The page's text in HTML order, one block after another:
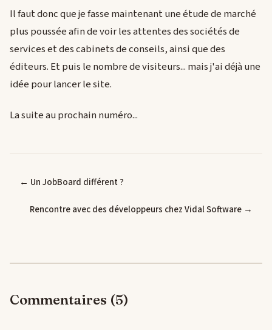
Il faut donc que je fasse maintenant une étude de marché
plus poussée afin de voir les attentes des sociétés de
services et des cabinets de conseils, ainsi que des
éditeurs. Et puis le nombre de visiteurs... mais j'ai déjà une
idée pour lancer le site.
La suite au prochain numéro...
← Un JobBoard différent ?
Rencontre avec des développeurs chez Vidal Software →
Commentaires (5)